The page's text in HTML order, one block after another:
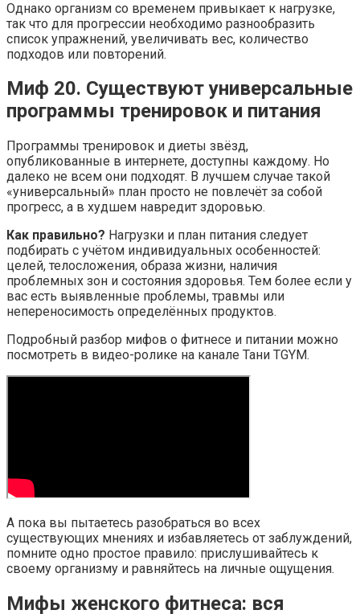
Однако организм со временем привыкает к нагрузке,
так что для прогрессии необходимо разнообразить
список упражнений, увеличивать вес, количество
подходов или повторений.
Миф 20. Существуют универсальные
программы тренировок и питания
Программы тренировок и диеты звёзд,
опубликованные в интернете, доступны каждому. Но
далеко не всем они подходят. В лучшем случае такой
«универсальный» план просто не повлечёт за собой
прогресс, а в худшем навредит здоровью.
Как правильно? Нагрузки и план питания следует
подбирать с учётом индивидуальных особенностей:
целей, телосложения, образа жизни, наличия
проблемных зон и состояния здоровья. Тем более если у
вас есть выявленные проблемы, травмы или
непереносимость определённых продуктов.
Подробный разбор мифов о фитнесе и питании можно
посмотреть в видео-ролике на канале Тани TGYM.
А пока вы пытаетесь разобраться во всех
существующих мнениях и избавляетесь от заблуждений,
помните одно простое правило: прислушивайтесь к
своему организму и равняйтесь на личные ощущения.
Мифы женского фитнеса: вся